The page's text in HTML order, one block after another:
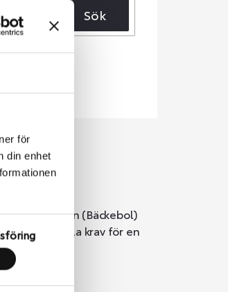
för
din enhet
Sök
Hisingen (Bäckebol)
uppfyller alla krav för en